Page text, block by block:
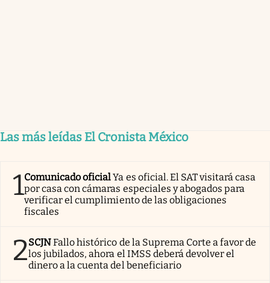
Las más leídas El Cronista México
1Comunicado oficialYa es oficial. El SAT visitará casa
por casa con cámaras especiales y abogados para
verificar el cumplimiento de las obligaciones
fiscales
2SCJNFallo histórico de la Suprema Corte a favor de
los jubilados, ahora el IMSS deberá devolver el
dinero a la cuenta del beneficiario